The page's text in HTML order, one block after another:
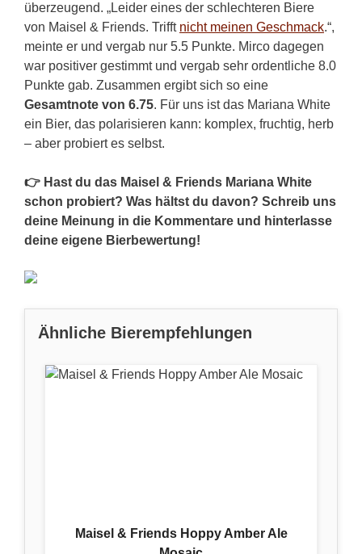
überzeugend. „Leider eines der schlechteren Biere
von Maisel & Friends. Trifft nicht meinen Geschmack.“,
meinte er und vergab nur 5.5 Punkte. Mirco dagegen
war positiver gestimmt und vergab sehr ordentliche 8.0
Punkte gab. Zusammen ergibt sich so eine
Gesamtnote von 6.75. Für uns ist das Mariana White
ein Bier, das polarisieren kann: komplex, fruchtig, herb
– aber probiert es selbst.
👉 Hast du das Maisel & Friends Mariana White
schon probiert? Was hältst du davon? Schreib uns
deine Meinung in die Kommentare und hinterlasse
deine eigene Bierbewertung!
Ähnliche Bierempfehlungen
Maisel & Friends Hoppy Amber Ale